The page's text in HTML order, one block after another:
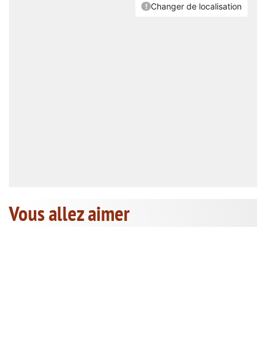
Vous allez aimer